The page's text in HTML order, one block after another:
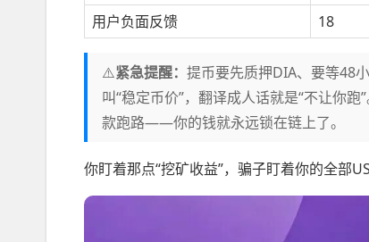
用户负面反馈
18
⚠️紧急提醒： 提币要先质押DIA、要等48
叫“稳定币价”，翻译成人话就是“不让你
款跑路——你的钱就永远锁在链上了。
你盯着那点“挖矿收益”，骗子盯着你的全部